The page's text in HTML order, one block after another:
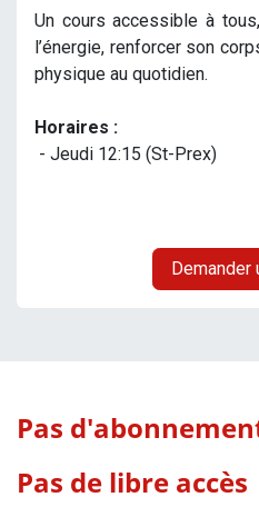
Un cours accessible à
l’énergie, renforcer son
physique au quotidien.
Horaires :
- Jeudi 12:15 (St-Prex)
Demander
Pas
Pas de libre accès